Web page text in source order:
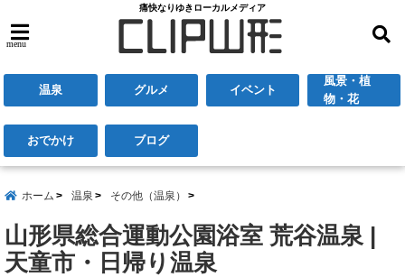
痛快なりゆきローカルメディア
menu
温泉 グルメ イベント
風景・植
物・花
おでかけ ブログ
ホーム 温泉 その他（温泉）
山形県総合運動公園浴室 荒谷温泉 |
天童市・日帰り温泉